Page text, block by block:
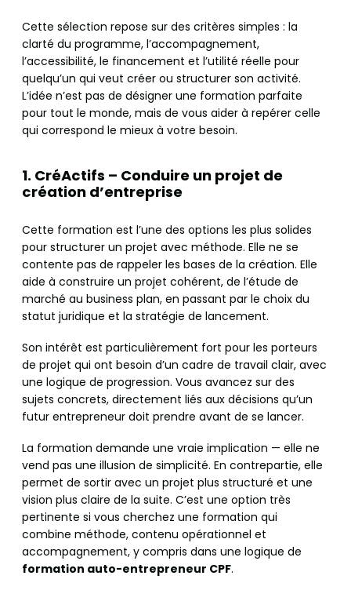
Cette sélection repose sur des critères simples : la
clarté du programme, l’accompagnement,
l’accessibilité, le financement et l’utilité réelle pour
quelqu’un qui veut créer ou structurer son activité.
L’idée n’est pas de désigner une formation parfaite
pour tout le monde, mais de vous aider à repérer celle
qui correspond le mieux à votre besoin.
1. CréActifs – Conduire un projet de
création d’entreprise
Cette formation est l’une des options les plus solides
pour structurer un projet avec méthode. Elle ne se
contente pas de rappeler les bases de la création. Elle
aide à construire un projet cohérent, de l’étude de
marché au business plan, en passant par le choix du
statut juridique et la stratégie de lancement.
Son intérêt est particulièrement fort pour les porteurs
de projet qui ont besoin d’un cadre de travail clair, avec
une logique de progression. Vous avancez sur des
sujets concrets, directement liés aux décisions qu’un
futur entrepreneur doit prendre avant de se lancer.
La formation demande une vraie implication — elle ne
vend pas une illusion de simplicité. En contrepartie, elle
permet de sortir avec un projet plus structuré et une
vision plus claire de la suite. C’est une option très
pertinente si vous cherchez une formation qui
combine méthode, contenu opérationnel et
accompagnement, y compris dans une logique de
formation auto-entrepreneur CPF.